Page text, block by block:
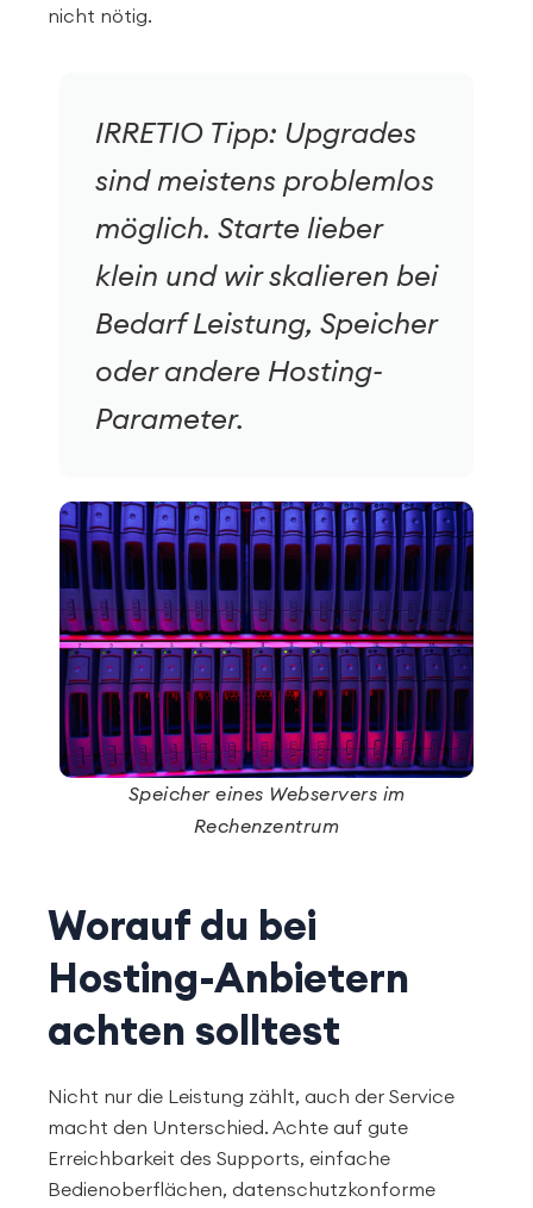
nicht nötig.
IRRETIO Tipp: Upgrades
sind meistens problemlos
möglich. Starte lieber
klein und wir skalieren bei
Bedarf Leistung, Speicher
oder andere Hosting-
Parameter.
Speicher eines Webservers im
Rechenzentrum
Worauf du bei
Hosting-Anbietern
achten solltest
Nicht nur die Leistung zählt, auch der Service
macht den Unterschied. Achte auf gute
Erreichbarkeit des Supports, einfache
Bedienoberflächen, datenschutzkonforme